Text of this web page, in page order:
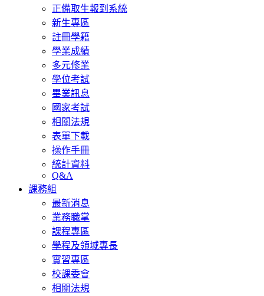
正備取生報到系統
新生專區
註冊學籍
學業成績
多元修業
學位考試
畢業訊息
國家考試
相關法規
表單下載
操作手冊
統計資料
Q&A
課務組
最新消息
業務職掌
課程專區
學程及領域專長
實習專區
校課委會
相關法規